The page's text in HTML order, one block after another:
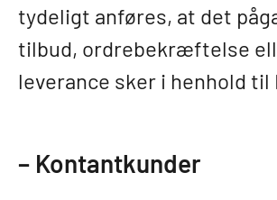
tydeligt anføres, at det
tilbud, ordrebekræftelse
leverance sker i henhold til
– Kontantkunder